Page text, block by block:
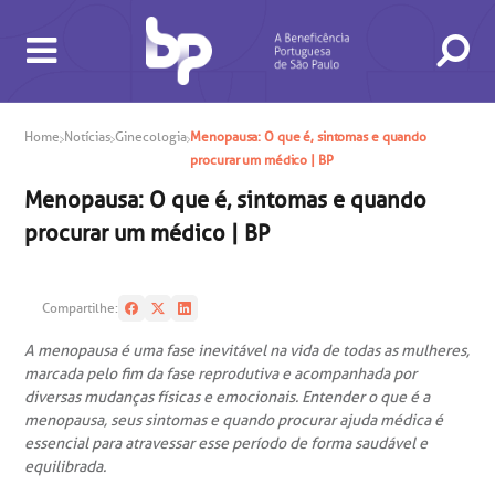
BUSCA
CONSULTAS E EXAMES
ATENDIMENTO 24H
CONHEÇA AS UNIDADES
INSTITUCIONAL
NOSSOS SERVIÇOS
INFORMAÇÕES ÚTEIS
ESPECIALIDADES
Home Notícias Ginecologia Menopausa: O que é, sintomas e quando
procurar um médico | BP
Menopausa: O que é, sintomas e quando
procurar um médico | BP
Compartilhe:
A menopausa é uma fase inevitável na vida de todas as mulheres,
marcada pelo fim da fase reprodutiva e acompanhada por
diversas mudanças físicas e emocionais. Entender o que é a
menopausa, seus sintomas e quando procurar ajuda médica é
essencial para atravessar esse período de forma saudável e
equilibrada.